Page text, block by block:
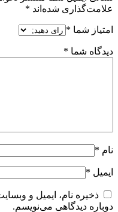
علامت‌گذاری شده‌اند *
امتیاز شما *
دیدگاه شما *
نام *
ایمیل *
ذخیره نام، ایمیل و
دوباره دیدگاهی می‌نویسم.